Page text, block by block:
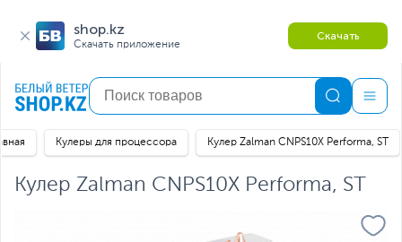
shop.kz
Скачать приложение
Скачать
Кулеры для процессора Кулер Zalman CNPS10X Performa, ST
Кулер Zalman CNPS10X Performa, ST